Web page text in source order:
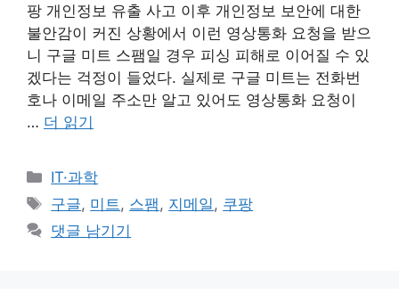
팡 개인정보 유출 사고 이후 개인정보 보안에 대한
불안감이 커진 상황에서 이런 영상통화 요청을 받으
니 구글 미트 스팸일 경우 피싱 피해로 이어질 수 있
겠다는 걱정이 들었다. 실제로 구글 미트는 전화번
호나 이메일 주소만 알고 있어도 영상통화 요청이
… 더 읽기
카
테
고
리
IT·과학
태
그
구글, 미트 , 스팸 , 지메일 , 쿠팡
댓글 남기기